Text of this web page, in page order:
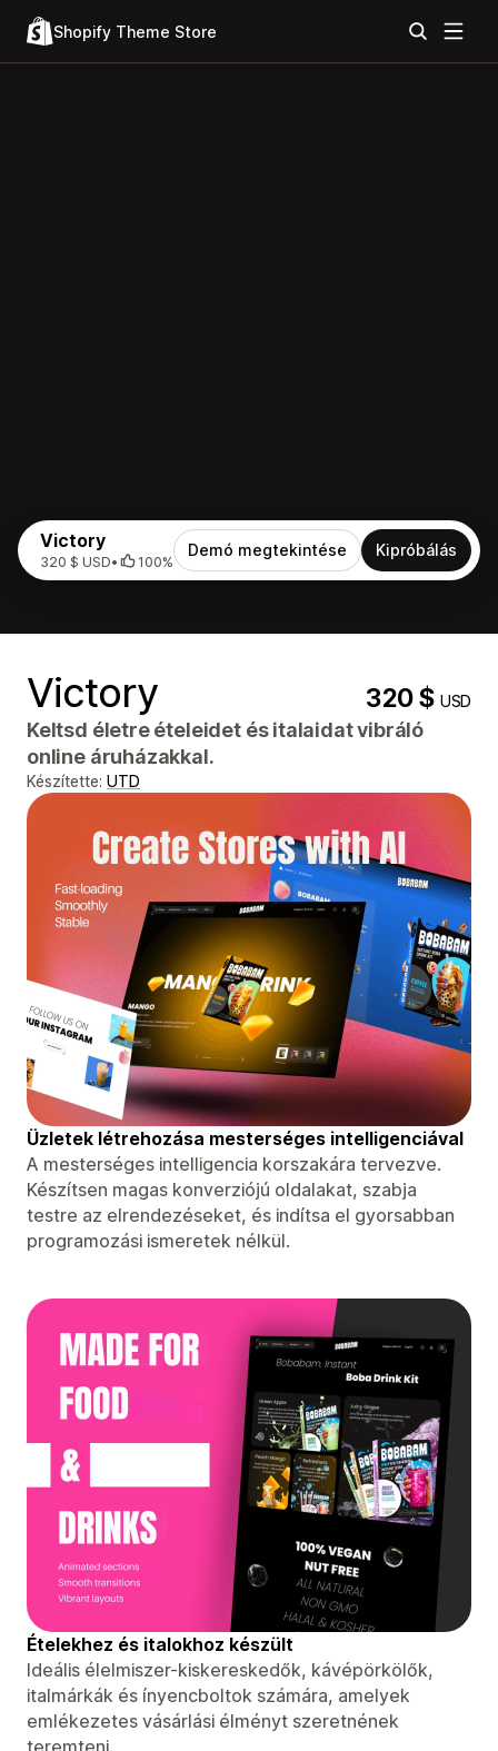
Shopify Theme Store
Victory
320 $ USD• 100%
Demó megtekintése Kipróbálás
Victory 320 $USD
Keltsd életre ételeidet és italaidat vibráló
online áruházakkal.
Készítette: UTD
Üzletek létrehozása mesterséges intelligenciával
A mesterséges intelligencia korszakára tervezve.
Készítsen magas konverziójú oldalakat, szabja
testre az elrendezéseket, és indítsa el gyorsabban
programozási ismeretek nélkül.
Ételekhez és italokhoz készült
Ideális élelmiszer-kiskereskedők, kávépörkölők,
italmárkák és ínyencboltok számára, amelyek
emlékezetes vásárlási élményt szeretnének
teremteni.